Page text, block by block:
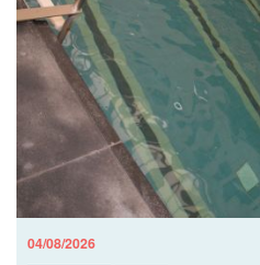
04/08/2026